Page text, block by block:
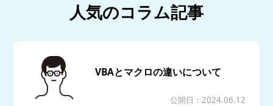
人気のコラム記事
VBAとマクロの違いについて
公開日：2024.06.12